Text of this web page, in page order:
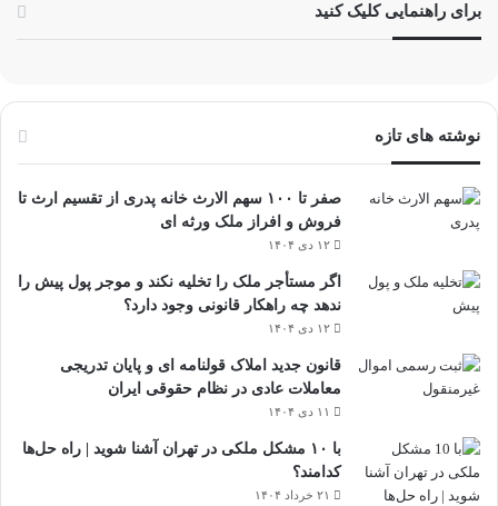
برای راهنمایی کلیک کنید
نوشته های تازه
صفر تا ۱۰۰ سهم الارث خانه پدری از تقسیم ارث تا
فروش و افراز ملک ورثه ای
۱۲ دی ۱۴۰۴
اگر مستأجر ملک را تخلیه نکند و موجر پول پیش را
ندهد چه راهکار قانونی وجود دارد؟
۱۲ دی ۱۴۰۴
قانون جدید املاک قولنامه ای و پایان تدریجی
معاملات عادی در نظام حقوقی ایران
۱۱ دی ۱۴۰۴
با ۱۰ مشکل ملکی در تهران آشنا شوید | راه حل‌ها
کدامند؟
۲۱ خرداد ۱۴۰۴